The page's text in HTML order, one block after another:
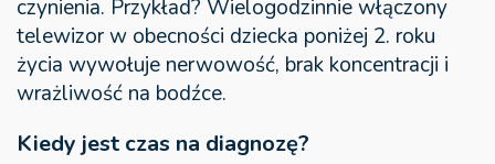
czynienia. Przykład? Wielogodzinnie włączony
telewizor w obecności dziecka poniżej 2. roku
życia wywołuje nerwowość, brak koncentracji i
wrażliwość na bodźce.
Kiedy jest czas na diagnozę?